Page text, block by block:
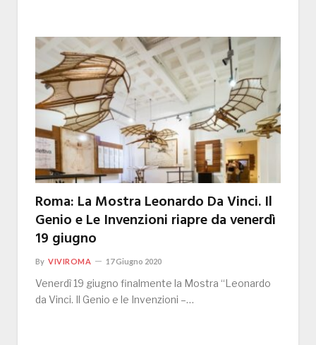
Roma: La Mostra Leonardo Da Vinci. Il
Genio e Le Invenzioni riapre da venerdì
19 giugno
By VIVIROMA 17 Giugno 2020
Venerdì 19 giugno finalmente la Mostra “Leonardo
da Vinci. Il Genio e le Invenzioni –…